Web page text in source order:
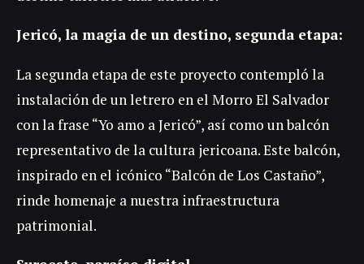
Jericó, la magia de un destino, segunda etapa:
La segunda etapa de este proyecto contempló la
instalación de un letrero en el Morro El Salvador
con la frase “Yo amo a Jericó”, así como un balcón
representativo de la cultura jericoana. Este balcón,
inspirado en el icónico “Balcón de Los Castaño”,
rinde homenaje a nuestra infraestructura
patrimonial.